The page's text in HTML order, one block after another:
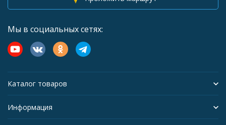
Мы в социальных сетях:
Каталог товаров
Информация